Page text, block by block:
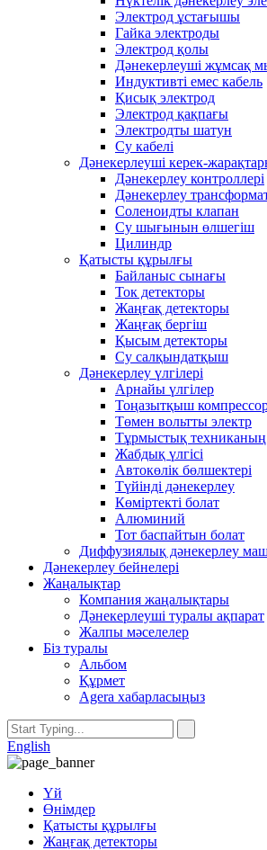
Электрод ұстағышы
Гайка электроды
Электрод қолы
Дәнекерлеуші ​​жұмсақ
Индуктивті емес кабель
Қисық электрод
Электрод қақпағы
Электродты шатун
Су кабелі
Дәнекерлеуші ​​керек-
Дәнекерлеу контроллері
Дәнекерлеу
Соленоидты клапан
Су шығынын өлшегіш
Цилиндр
Қатысты құрылғы
Байланыс сынағы
Ток детекторы
Жаңғақ детекторы
Жаңғақ бергіш
Қысым детекторы
Су салқындатқыш
Дәнекерлеу үлгілері
Арнайы үлгілер
Тоңазытқыш
Төмен вольтты электр
Тұрмыстық техниканың
Жабдық үлгісі
Автокөлік бөлшектері
Түйінді дәнекерлеу
Көміртекті болат
Алюминий
Тот баспайтын болат
Диффузиялық дәнекерлеу
Дәнекерлеу бейнелері
Жаңалықтар
Компания жаңалықтары
Дәнекерлеуші ​​туралы ақпарат
Жалпы мәселелер
Біз туралы
Альбом
Құрмет
Agera хабарласыңыз
English
Үй
Өнімдер
Қатысты құрылғы
Жаңғақ детекторы